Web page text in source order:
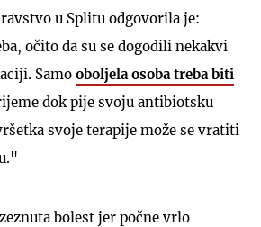
u Splitu odgovorila je:
očito da su se dogodili nekakvi
Samo oboljela osoba treba biti
dok pije svoju antibiotsku
svoje terapije može se vratiti
bolest jer počne vrlo